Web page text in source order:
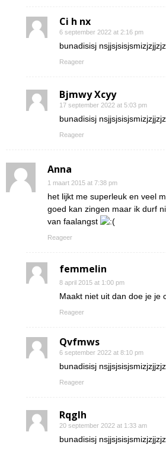
Ci h nx
6 september 2022 at 2:16 pm
bunadisisj
Reageer
Bjmwy Xcyy
17 september 2022 at 5:03 pm
bunadisisj
Reageer
Anna
1 maart 2015 at 7:38 pm
het lijkt me superleuk en veel
goed kan zingen maar ik durf
van faalangst
Reageer
femmelin
8 april 2015 at 1:00 pm
Maakt niet uit dan doe je je
Reageer
Qvfmws
6 september 2022 at 8:10 pm
bunadisisj
Reageer
Rqglh
20 september 2022 at 1:33 am
bunadisisj